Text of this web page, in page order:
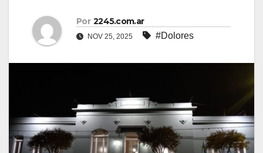
Por 2245.com.ar
NOV 25, 2025 #Dolores